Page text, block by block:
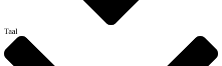
Taal